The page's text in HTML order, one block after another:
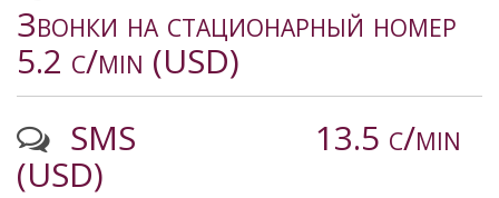
Звонки на стационарный номер
5.2 c/min (USD)
SMS
13.5 c/min
(USD)